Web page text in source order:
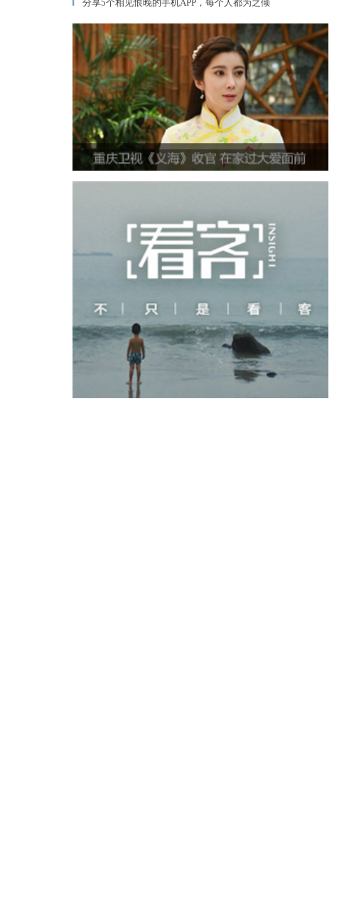
▎ 分享5个相见恨晚的手机APP，每个人都为之倾